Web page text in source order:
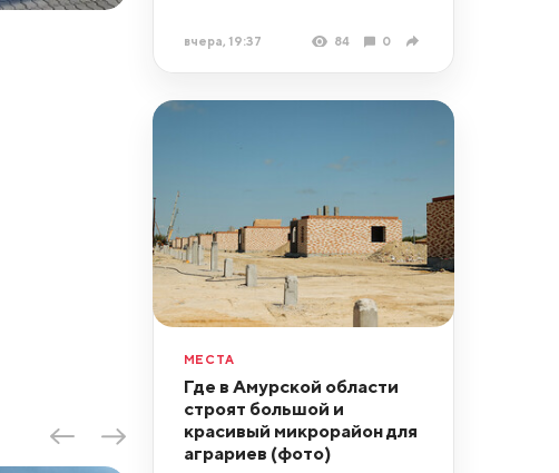
вчера, 19:37 84 0
МЕСТА
Где в Амурской области
строят большой и
красивый микрорайон для
аграриев (фото)